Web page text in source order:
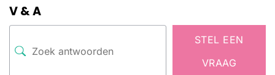
V & A
STEL EEN
VRAAG